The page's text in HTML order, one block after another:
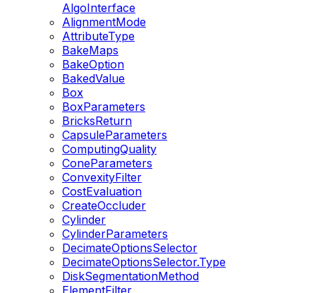
AlgoInterface
AlignmentMode
AttributeType
BakeMaps
BakeOption
BakedValue
Box
BoxParameters
BricksReturn
CapsuleParameters
ComputingQuality
ConeParameters
ConvexityFilter
CostEvaluation
CreateOccluder
Cylinder
CylinderParameters
DecimateOptionsSelector
DecimateOptionsSelector.Type
DiskSegmentationMethod
ElementFilter